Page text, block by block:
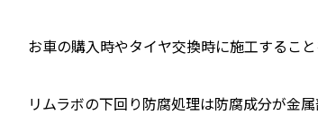
お車の購入時やタイヤ交換時に施工するこ
リムラボの下回り防腐処理は防腐成分が金